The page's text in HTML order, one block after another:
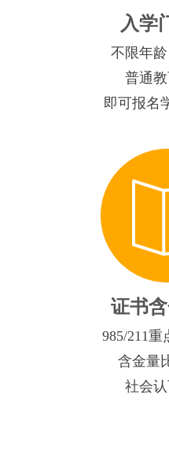
入学
不限年
普通
即可报名
证书
985/211重
含金量
社会